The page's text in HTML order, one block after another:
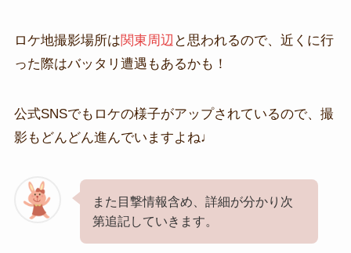
ロケ地撮影場所は関東周辺 と思われるので、近くに行
った際はバッタリ遭遇もあるかも！
公式SNSでもロケの様子がアップされているので、撮
影もどんどん進んでいますよね♩
また目撃情報含め、詳細が分かり次
第追記していきます。